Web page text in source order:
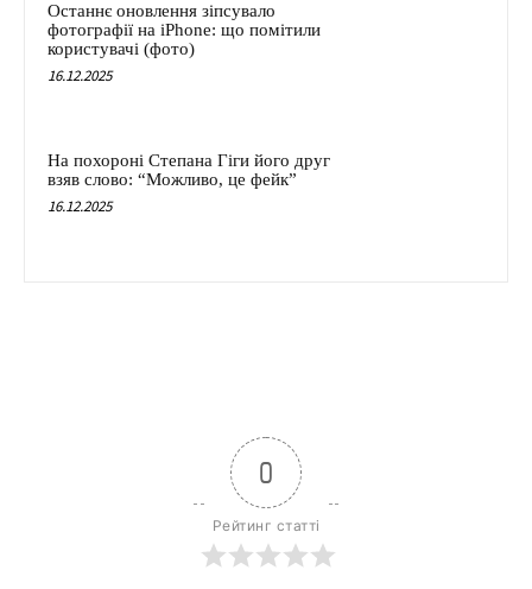
Останнє оновлення зіпсувало
фотографії на iPhone: що помітили
користувачі (фото)
16.12.2025
На похороні Степана Гіги його друг
взяв слово: “Можливо, це фейк”
16.12.2025
0
Рейтинг статті